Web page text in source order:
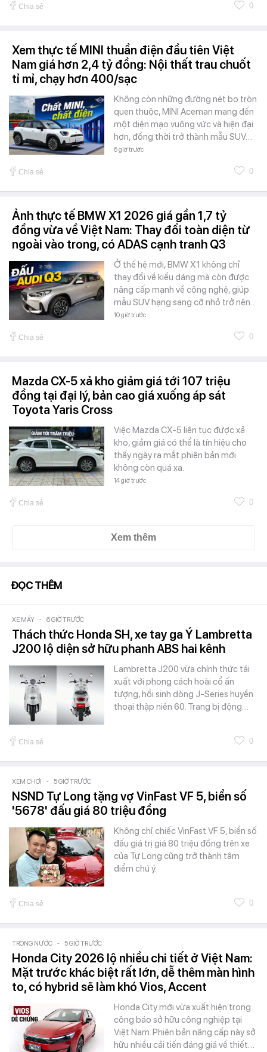
Chia sẻ 0
Xem thực tế MINI thuần điện đầu tiên Việt
Nam giá hơn 2,4 tỷ đồng: Nội thất trau chuốt
tỉ mỉ, chạy hơn 400/sạc
Không còn những đường nét bo tròn
quen thuộc, MINI Aceman mang đến
một diện mạo vuông vức và hiện đại
hơn, đồng thời trở thành mẫu SUV…
6 giờ trước
Chia sẻ 0
Ảnh thực tế BMW X1 2026 giá gần 1,7 tỷ
đồng vừa về Việt Nam: Thay đổi toàn diện từ
ngoài vào trong, có ADAS cạnh tranh Q3
Ở thế hệ mới, BMW X1 không chỉ
thay đổi về kiểu dáng mà còn được
nâng cấp mạnh về công nghệ, giúp
mẫu SUV hạng sang cỡ nhỏ trở nên…
10 giờ trước
Chia sẻ 0
Mazda CX-5 xả kho giảm giá tới 107 triệu
đồng tại đại lý, bản cao giá xuống áp sát
Toyota Yaris Cross
Việc Mazda CX-5 liên tục được xả
kho, giảm giá có thể là tín hiệu cho
thấy ngày ra mắt phiên bản mới
không còn quá xa.
14 giờ trước
Chia sẻ 0
Xem thêm
ĐỌC THÊM
XE MÁY - 6 GIỜ TRƯỚC
Thách thức Honda SH, xe tay ga Ý Lambretta
J200 lộ diện sở hữu phanh ABS hai kênh
Lambretta J200 vừa chính thức tái
xuất với phong cách hoài cổ ấn
tượng, hồi sinh dòng J-Series huyền
thoại thập niên 60. Trang bị động…
Chia sẻ 0
XEM CHƠI - 5 GIỜ TRƯỚC
NSND Tự Long tặng vợ VinFast VF 5, biển số
'5678' đấu giá 80 triệu đồng
Không chỉ chiếc VinFast VF 5, biển số
đấu giá trị giá 80 triệu đồng trên xe
của Tự Long cũng trở thành tâm
điểm chú ý.
Chia sẻ 0
TRONG NƯỚC - 5 GIỜ TRƯỚC
Honda City 2026 lộ nhiều chi tiết ở Việt Nam:
Mặt trước khác biệt rất lớn, dễ thêm màn hình
to, có hybrid sẽ làm khó Vios, Accent
Honda City mới vừa xuất hiện trong
công báo sở hữu công nghiệp tại
Việt Nam. Phiên bản nâng cấp này sở
hữu nhiều cải tiến đáng giá về thiết…